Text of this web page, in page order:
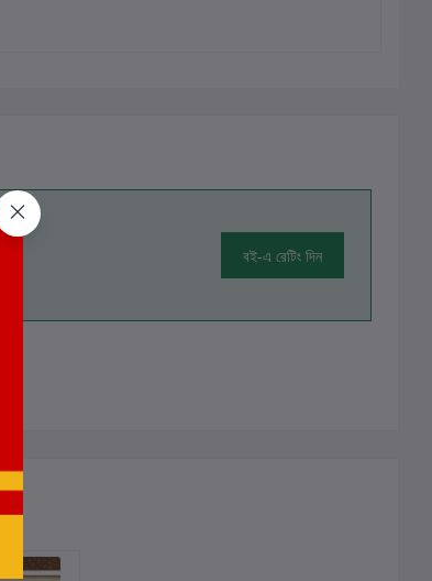
বই-এ রেটিং দিন